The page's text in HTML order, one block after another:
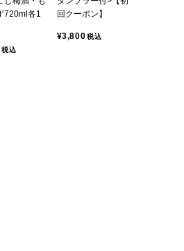
720ml各1
税込
回クーポン】
¥3,800税込